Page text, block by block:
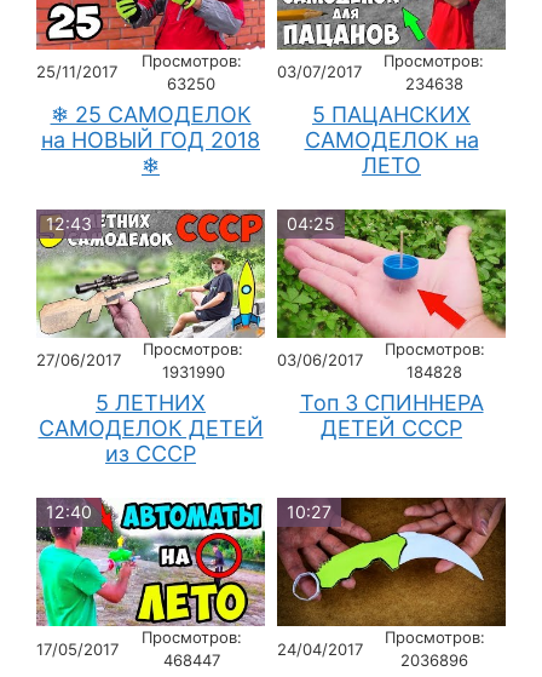
25/11/2017
Просмотров:
63250
❄ 25 САМОДЕЛОК
на НОВЫЙ ГОД 2018
❄
03/07/2017
Просмотров:
234638
5 ПАЦАНСКИХ
САМОДЕЛОК на
ЛЕТО
12:43
27/06/2017
Просмотров:
1931990
5 ЛЕТНИХ
САМОДЕЛОК ДЕТЕЙ
из СССР
04:25
03/06/2017
Просмотров:
184828
Топ 3 СПИННЕРА
ДЕТЕЙ СССР
12:40
17/05/2017
Просмотров:
468447
10:27
24/04/2017
Просмотров:
2036896